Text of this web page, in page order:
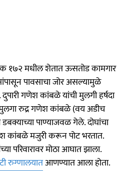
१७२ मधील शेतात ऊसतोड कामगार
पावसाचा जोर असल्यामुळे
गणेश कांबळे यांची मुलगी हर्षदा
रुद्र गणेश कांबळे (वय अडीच
पाण्याजवळ गेले. दोघांचा
कांबळे मजुरी करून पोट भरतात.
परिवारावर मोठा आघात झाला.
रुग्णालयातआणण्यात आला होता.